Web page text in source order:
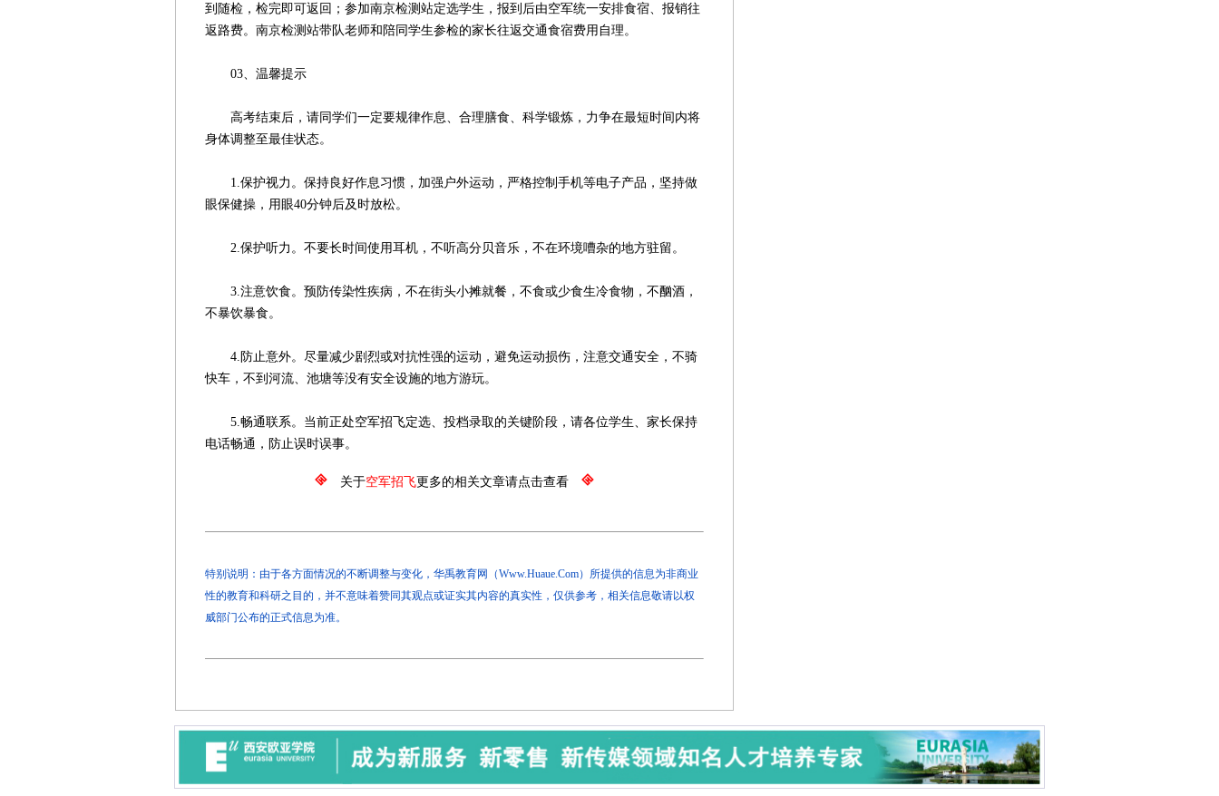
到随检，检完即可返回；参加南京检测站定选学生，报到后由空军统一安排食宿、报销往
返路费。南京检测站带队老师和陪同学生参检的家长往返交通食宿费用自理。
03、温馨提示
高考结束后，请同学们一定要规律作息、合理膳食、科学锻炼，力争在最短时间内将
身体调整至最佳状态。
1.保护视力。保持良好作息习惯，加强户外运动，严格控制手机等电子产品，坚持做
眼保健操，用眼40分钟后及时放松。
2.保护听力。不要长时间使用耳机，不听高分贝音乐，不在环境嘈杂的地方驻留。
3.注意饮食。预防传染性疾病，不在街头小摊就餐，不食或少食生冷食物，不酗酒，
不暴饮暴食。
4.防止意外。尽量减少剧烈或对抗性强的运动，避免运动损伤，注意交通安全，不骑
快车，不到河流、池塘等没有安全设施的地方游玩。
5.畅通联系。当前正处空军招飞定选、投档录取的关键阶段，请各位学生、家长保持
电话畅通，防止误时误事。
关于空军招飞更多的相关文章请点击查看
特别说明：由于各方面情况的不断调整与变化，华禹教育网（Www.Huaue.Com）所提供的信息为非商业
性的教育和科研之目的，并不意味着赞同其观点或证实其内容的真实性，仅供参考，相关信息敬请以权
威部门公布的正式信息为准。